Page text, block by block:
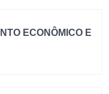
ECONÔMICO E